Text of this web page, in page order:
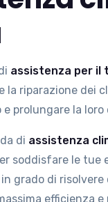
assistenza per il
la riparazione dei
prolungare la loro
di assistenza
soddisfare le
in grado di
efficienza